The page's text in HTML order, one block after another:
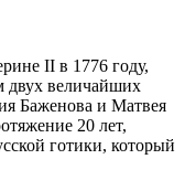
II в 1776 году,
двух величайших
Баженова и Матвея
20 лет,
готики, который